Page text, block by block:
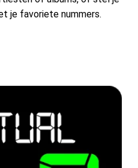
je favoriete nummers.